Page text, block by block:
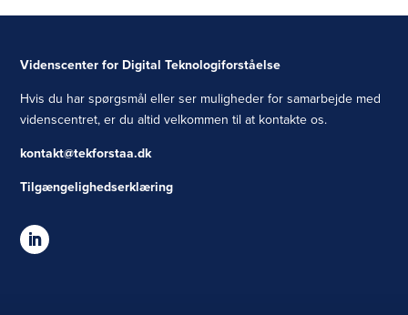
Videnscenter for Digital Teknologiforståelse
Hvis du har spørgsmål eller ser muligheder for samarbejde med
videnscentret, er du altid velkommen til at kontakte os.
kontakt@tekforstaa.dk
Tilgængelighedserklæring